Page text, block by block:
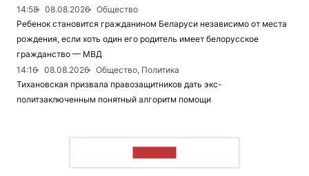
14:58
08.08.2026
Общество
Ребенок становится гражданином Беларуси независимо от места
рождения, если хоть один его родитель имеет белорусское
гражданство — МВД
14:16
08.08.2026
Общество, Политика
Тихановская призвала правозащитников дать экс-
политзаключенным понятный алгоритм помощи